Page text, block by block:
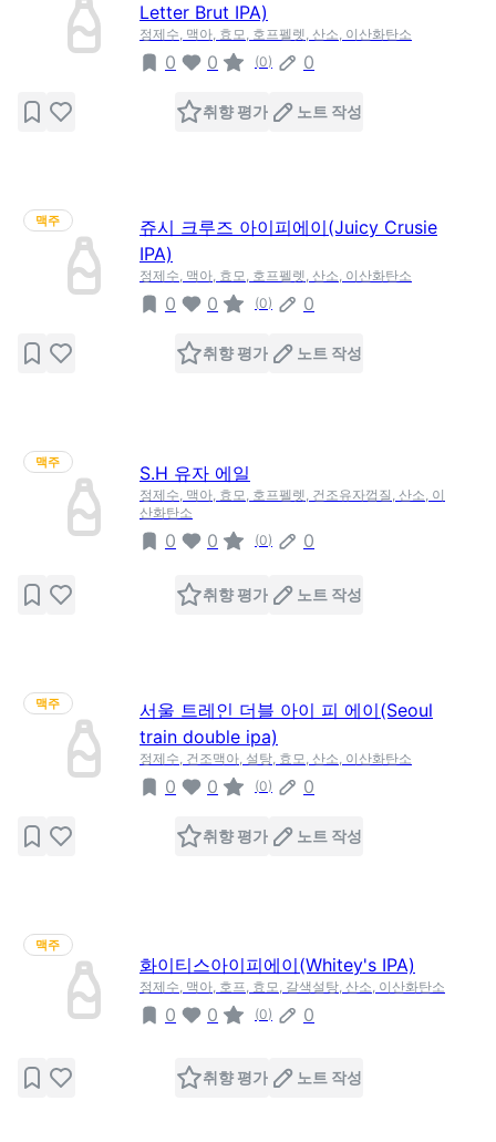
Letter Brut IPA)
정제수, 맥아, 효모, 호프펠렛, 산소, 이산화탄소
0 0 (0) 0
취향 평가 노트 작성
맥주
쥬시 크루즈 아이피에이(Juicy Crusie
IPA)
정제수, 맥아, 효모, 호프펠렛, 산소, 이산화탄소
0 0 (0) 0
취향 평가 노트 작성
맥주
S.H 유자 에일
정제수, 맥아, 효모, 호프펠렛, 건조유자껍질, 산소, 이
산화탄소
0 0 (0) 0
취향 평가 노트 작성
맥주
서울 트레인 더블 아이 피 에이(Seoul
train double ipa)
정제수, 건조맥아, 설탕, 효모, 산소, 이산화탄소
0 0 (0) 0
취향 평가 노트 작성
맥주
화이티스아이피에이(Whitey's IPA)
정제수, 맥아, 호프, 효모, 갈색설탕, 산소, 이산화탄소
0 0 (0) 0
취향 평가 노트 작성